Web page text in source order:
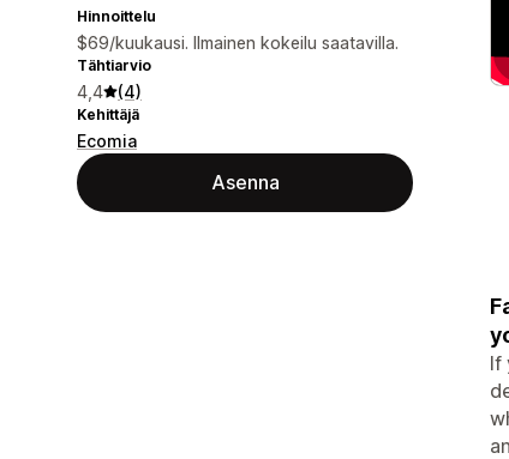
Hinnoittelu
$69/kuukausi. Ilmainen kokeilu saatavilla.
Tähtiarvio
4,4 (4)
Kehittäjä
Ecomia
Asenna
If